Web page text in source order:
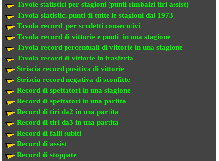
Tavole statistici per stagioni (punti rimbalzi tiri assist)
Tavola statistici punti di tutte le stagioni dal 1973
Tavola record per scudetti consecutivi
Tavola record di vittorie e punti in una stagione
Tavola record percentuali di vittorie in una stagione
Tavola record di vittorie in trasferta
Striscia record positiva di vittorie
Striscia record negativa di sconfitte
Record di spettatori in una stagione
Record di spettatori in una partita
Record di tiri da2 in una partita
Record di tiri da3 in una partita
Record di falli subiti
Record di assist
Record di stoppate